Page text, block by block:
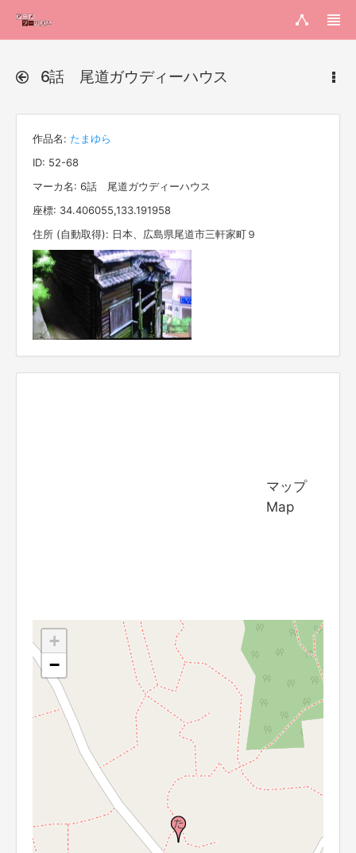
6話 尾道ガウディーハウス
作品名: たまゆら
ID: 52-68
マーカ名: 6話 尾道ガウディーハウス
座標: 34.406055,133.191958
住所 (自動取得): 日本、広島県尾道市三軒家町９
マップ
Map
+
−